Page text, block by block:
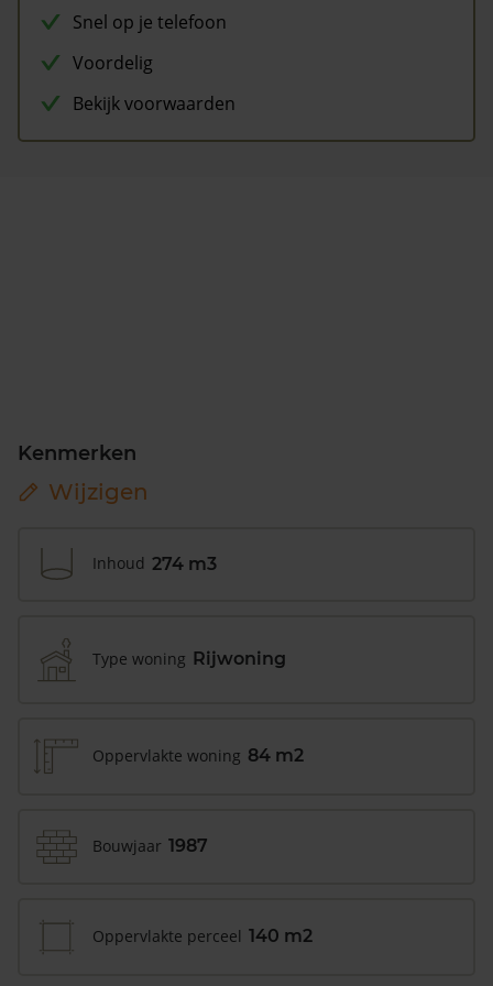
Snel op je telefoon
Voordelig
Bekijk voorwaarden
Kenmerken
Wijzigen
Inhoud 274 m3
Type woning Rijwoning
Oppervlakte woning 84 m2
Bouwjaar 1987
Oppervlakte perceel 140 m2